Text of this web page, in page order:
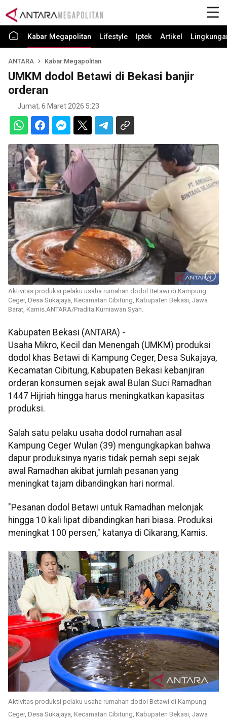
Kabar Megapolitan Lifestyle Iptek Artikel
ANTARA Kabar Megapolitan
UMKM dodol Betawi di Bekasi banjir
orderan
Jumat, 6 Maret 2026 5:23
Aktivitas produksi pelaku usaha rumahan dodol Betawi di Kampung
Ceger, Desa Sukajaya, Kecamatan Cibitung, Kabupaten Bekasi, Jawa
Barat, Kamis.ANTARA/Pradita Kurniawan Syah.
Kabupaten Bekasi (ANTARA) -
Usaha Mikro, Kecil dan Menengah (UMKM) produksi
dodol khas Betawi di Kampung Ceger, Desa Sukajaya,
Kecamatan Cibitung, Kabupaten Bekasi kebanjiran
orderan konsumen sejak awal Bulan Suci Ramadhan
1447 Hijriah hingga harus meningkatkan kapasitas
produksi.
Salah satu pelaku usaha dodol rumahan asal
Kampung Ceger Wulan (39) mengungkapkan bahwa
dapur produksinya nyaris tidak pernah sepi sejak
awal Ramadhan akibat jumlah pesanan yang
meningkat tajam dibandingkan hari normal.
"Pesanan dodol Betawi untuk Ramadhan melonjak
hingga 10 kali lipat dibandingkan hari biasa. Produksi
meningkat 100 persen," katanya di Cikarang, Kamis.
Aktivitas produksi pelaku usaha rumahan dodol Betawi di Kampung
Ceger, Desa Sukajaya, Kecamatan Cibitung, Kabupaten Bekasi, Jawa